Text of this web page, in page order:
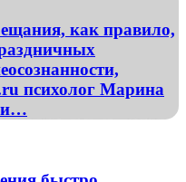
как правило,
психолог Марина